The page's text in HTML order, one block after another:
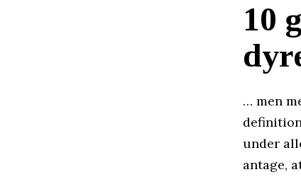
10
… men
under
antage,